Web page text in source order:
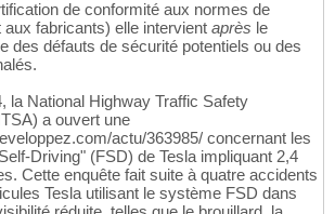
de conformité aux normes de
fabricants) elle intervient après le
des défauts de sécurité potentiels ou des
la National Highway Traffic Safety
a ouvert une
actu/363985/ concernant les
Driving" (FSD) de Tesla impliquant 2,4
Cette enquête fait suite à quatre accidents
Tesla utilisant le système FSD dans